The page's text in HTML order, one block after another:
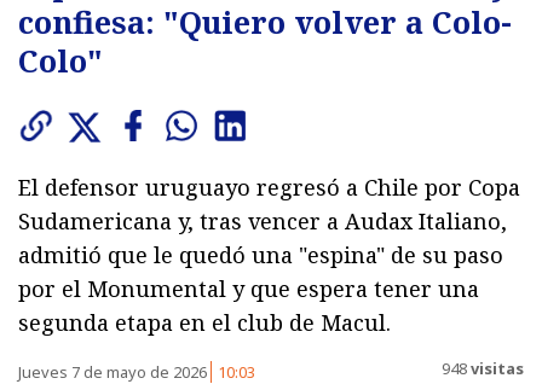
confiesa: "Quiero volver a Colo-
Colo"
El defensor uruguayo regresó a Chile por Copa
Sudamericana y, tras vencer a Audax Italiano,
admitió que le quedó una "espina" de su paso
por el Monumental y que espera tener una
segunda etapa en el club de Macul.
Jueves 7 de mayo de 2026 10:03 948visitas